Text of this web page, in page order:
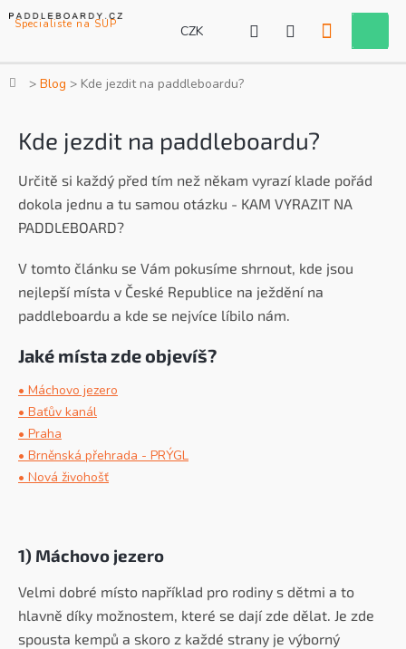
na
CZK
košík
Domů
Blog Kde jezdit na paddleboardu?
Kde jezdit na paddleboardu?
Určitě si každý před tím než někam vyrazí klade pořád
dokola jednu a tu samou otázku - KAM VYRAZIT NA
PADDLEBOARD?
V tomto článku se Vám pokusíme shrnout, kde jsou
nejlepší místa v České Republice na ježdění na
paddleboardu a kde se nejvíce líbilo nám.
Jaké místa zde objevíš?
• Máchovo jezero
• Baťův kanál
• Praha
• Brněnská přehrada - PRÝGL
• Nová živohošť
1) Máchovo jezero
Velmi dobré místo například pro rodiny s dětmi a to
hlavně díky možnostem, které se dají zde dělat. Je zde
spousta kempů a skoro z každé strany je výborný